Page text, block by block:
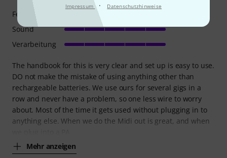
Impressum · Datenschutzhinweise
The handbook for this is very clear and set up is easy to use.
DO not make the mistake of using anything other than
rechargeable batteries. We use ours for several gigs in a
row and never have a problem, so one less wire to worry
about. Most of the time it gets used without plugging in to
anything else. When we do the Midi out is great, and when
Mehr anzeigen
Features
Sound
Verarbeitung